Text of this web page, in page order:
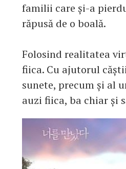
familii care și-a
răpusă de o boală.
Folosind realitatea
fiica. Cu ajutorul
sunete, precum și al
auzi fiica, ba chiar și